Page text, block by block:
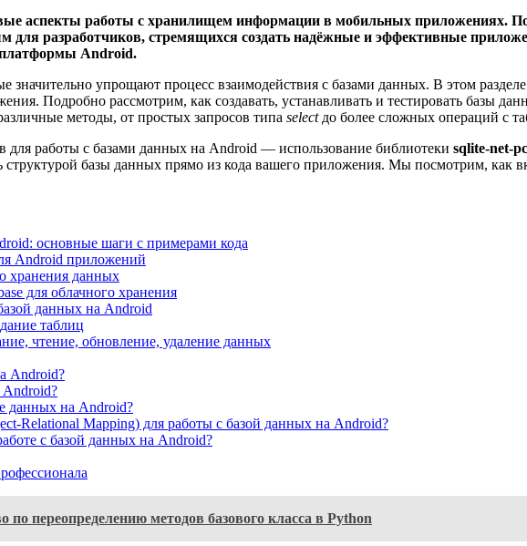
аспекты работы с хранилищем информации в мобильных приложениях.
разработчиков, стремящихся создать надёжные и эффективные
платформы Android.
значительно упрощают процесс взаимодействия с базами данных. В этом
Подробно рассмотрим, как создавать, устанавливать и тестировать базы
методы, от простых запросов типа selectдо более сложных операций с
для работы с базами данных на Android — использование библиотеки sqlite-net-
структурой базы данных прямо из кода вашего приложения. Мы посмотрим, как
основные шаги с примерами кода
Android приложений
хранения данных
для облачного хранения
данных на Android
таблиц
чтение, обновление, удаление данных
Android?
Android?
данных на Android?
Relational Mapping) для работы с базой данных на Android?
с базой данных на Android?
по переопределению методов базового класса в Python